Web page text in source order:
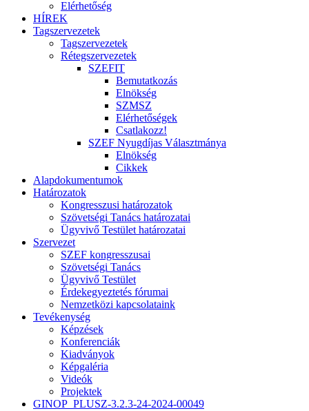
Elérhetőség
HÍREK
Tagszervezetek
Tagszervezetek
Rétegszervezetek
SZEFIT
Bemutatkozás
Elnökség
SZMSZ
Elérhetőségek
Csatlakozz!
SZEF Nyugdíjas Választmánya
Elnökség
Cikkek
Alapdokumentumok
Határozatok
Kongresszusi határozatok
Szövetségi Tanács határozatai
Ügyvivő Testület határozatai
Szervezet
SZEF kongresszusai
Szövetségi Tanács
Ügyvivő Testület
Érdekegyeztetés fórumai
Nemzetközi kapcsolataink
Tevékenység
Képzések
Konferenciák
Kiadványok
Képgaléria
Videók
Projektek
GINOP_PLUSZ-3.2.3-24-2024-00049